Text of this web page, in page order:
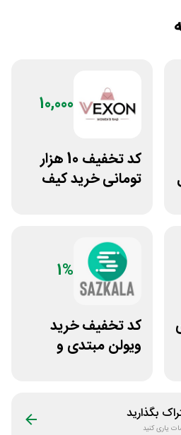
10,000
کد تخفیف 10 هزار
تومانی خرید کیف
1%
کد تخفیف خرید
ویولن مبتدی و
بگذارید
یاری کنید